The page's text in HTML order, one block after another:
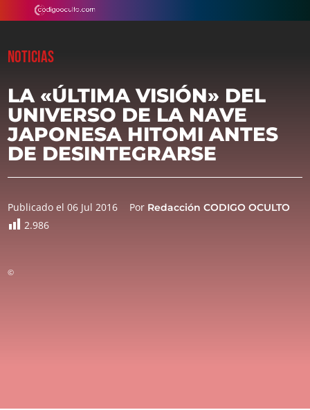
NOTICIAS
LA «ÚLTIMA VISIÓN» DEL
UNIVERSO DE LA NAVE
JAPONESA HITOMI ANTES
DE DESINTEGRARSE
Publicado el 06 Jul 2016 Por Redacción CODIGO OCULTO
2.986
©